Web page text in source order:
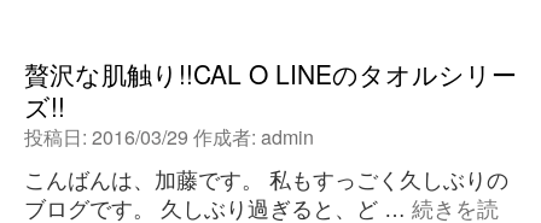
贅沢な肌触り!!CAL O LINEのタオルシリー
ズ!!
投稿日: 2016/03/29 作成者: admin
こんばんは、加藤です。 私もすっごく久しぶりの
ブログです。 久しぶり過ぎると、ど … 続きを読